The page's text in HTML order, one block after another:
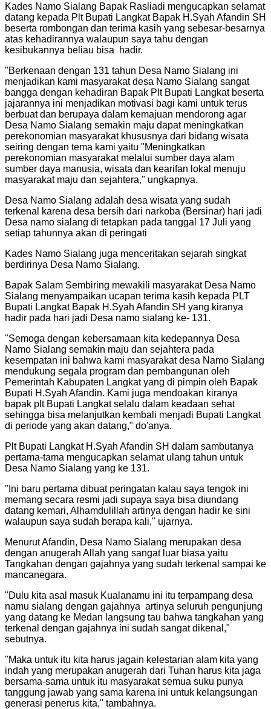
Kades Namo Sialang Bapak Rasliadi mengucapkan selamat
datang kepada Plt Bupati Langkat Bapak H.Syah Afandin SH
beserta rombongan dan terima kasih yang sebesar-besarnya
atas kehadirannya walaupun saya tahu dengan
kesibukannya beliau bisa hadir.
"Berkenaan dengan 131 tahun Desa Namo Sialang ini
menjadikan kami masyarakat desa Namo Sialang sangat
bangga dengan kehadiran Bapak Plt Bupati Langkat beserta
jajarannya ini menjadikan motivasi bagi kami untuk terus
berbuat dan berupaya dalam kemajuan mendorong agar
Desa Namo Sialang semakin maju dapat meningkatkan
perekonomian masyarakat khususnya dari bidang wisata
seiring dengan tema kami yaitu "Meningkatkan
perekonomian masyarakat melalui sumber daya alam
sumber daya manusia, wisata dan kearifan lokal menuju
masyarakat maju dan sejahtera," ungkapnya.
Desa Namo Sialang adalah desa wisata yang sudah
terkenal karena desa bersih dari narkoba (Bersinar) hari jadi
Desa namo sialang di tetapkan pada tanggal 17 Juli yang
setiap tahunnya akan di peringati
Kades Namo Sialang juga menceritakan sejarah singkat
berdirinya Desa Namo Sialang.
Bapak Salam Sembiring mewakili masyarakat Desa Namo
Sialang menyampaikan ucapan terima kasih kepada PLT
Bupati Langkat Bapak H.Syah Afandin SH yang kiranya
hadir pada hari jadi Desa namo sialang ke- 131.
"Semoga dengan kebersamaan kita kedepannya Desa
Namo Sialang semakin maju dan sejahtera pada
kesempatan ini bahwa kami masyarakat desa Namo Sialang
mendukung segala program dan pembangunan oleh
Pemerintah Kabupaten Langkat yang di pimpin oleh Bapak
Bupati H.Syah Afandin. Kami juga mendoakan kiranya
bapak plt Bupati Langkat selalu dalam keadaan sehat
sehingga bisa melanjutkan kembali menjadi Bupati Langkat
di periode yang akan datang," do'anya.
Plt Bupati Langkat H.Syah Afandin SH dalam sambutanya
pertama-tama mengucapkan selamat ulang tahun untuk
Desa Namo Sialang yang ke 131.
"Ini baru pertama dibuat peringatan kalau saya tengok ini
memang secara resmi jadi supaya saya bisa diundang
datang kemari, Alhamdulillah artinya dengan hadir ke sini
walaupun saya sudah berapa kali," ujarnya.
Menurut Afandin, Desa Namo Sialang merupakan desa
dengan anugerah Allah yang sangat luar biasa yaitu
Tangkahan dengan gajahnya yang sudah terkenal sampai ke
mancanegara.
"Dulu kita asal masuk Kualanamu ini itu terpampang desa
namu sialang dengan gajahnya artinya seluruh pengunjung
yang datang ke Medan langsung tau bahwa tangkahan yang
terkenal dengan gajahnya ini sudah sangat dikenal,"
sebutnya.
"Maka untuk itu kita harus jagain kelestarian alam kita yang
indah yang merupakan anugerah dari Tuhan harus kita jaga
bersama-sama untuk itu masyarakat semua suku punya
tanggung jawab yang sama karena ini untuk kelangsungan
generasi penerus kita," tambahnya.